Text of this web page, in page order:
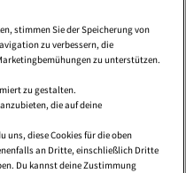
stimmen Sie der Speicherung von
zu verbessern, die
zu unterstützen.
zu gestalten.
die auf deine
uns, diese Cookies für die oben
an Dritte, einschließlich Dritte
Du kannst deine Zustimmung